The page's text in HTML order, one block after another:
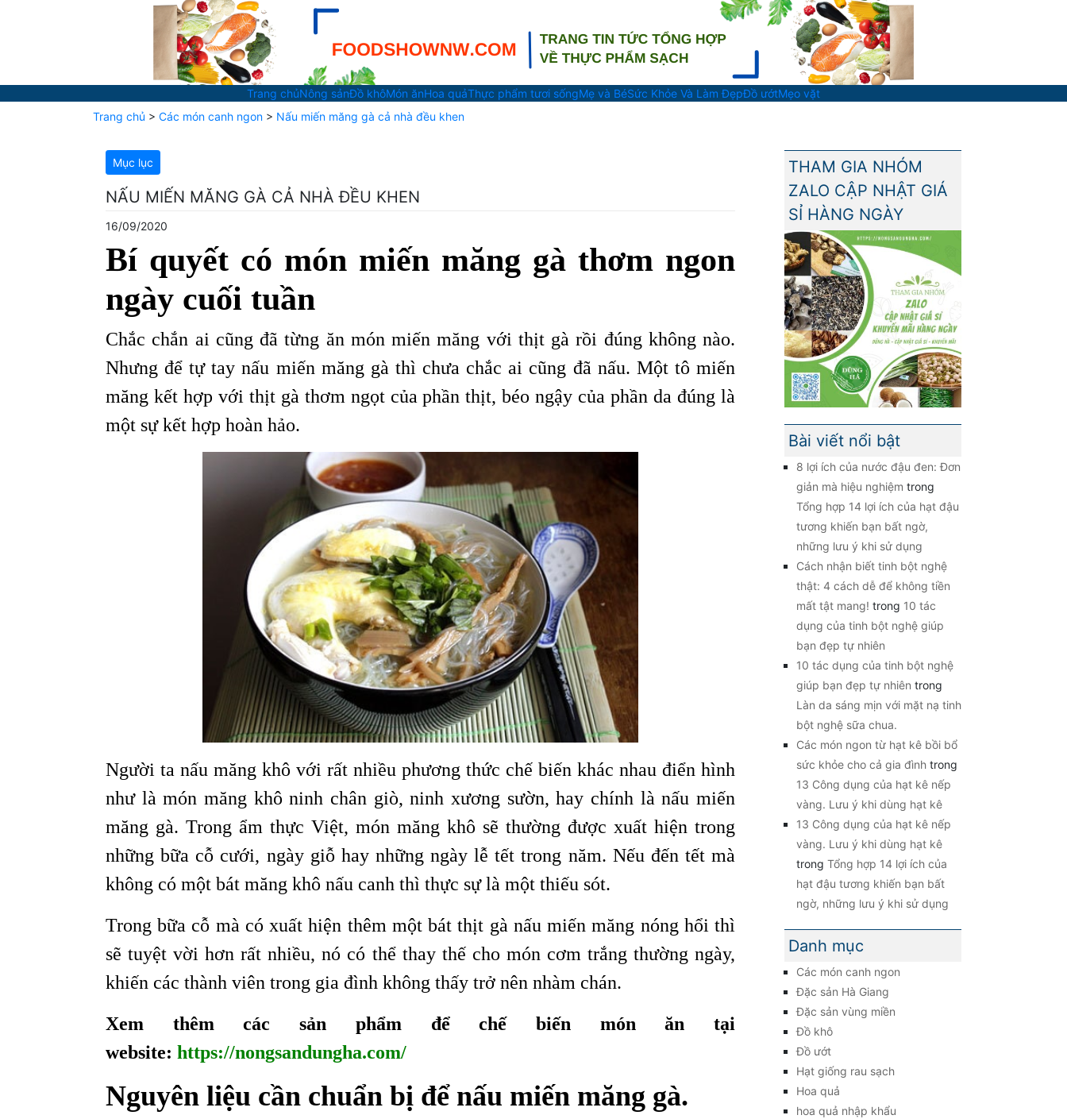
Trang chủNông sảnĐồ khôMón ănHoa quảThực phẩm tươi sốngMẹ và BéSức Khỏe Và Làm ĐẹpĐồ ướtMẹo vặt
Trang chủ > Các món canh ngon > Nấu miến măng gà cả nhà đều khen
Mục lục
NẤU MIẾN MĂNG GÀ CẢ NHÀ ĐỀU KHEN
16/09/2020
Bí quyết có món miến măng gà thơm ngon
ngày cuối tuần
Chắc chắn ai cũng đã từng ăn món miến măng với thịt gà rồi đúng không nào.
Nhưng để tự tay nấu miến măng gà thì chưa chắc ai cũng đã nấu. Một tô miến
măng kết hợp với thịt gà thơm ngọt của phần thịt, béo ngậy của phần da đúng là
một sự kết hợp hoàn hảo.
Người ta nấu măng khô với rất nhiều phương thức chế biến khác nhau điển hình
như là món măng khô ninh chân giò, ninh xương sườn, hay chính là nấu miến
măng gà. Trong ẩm thực Việt, món măng khô sẽ thường được xuất hiện trong
những bữa cỗ cưới, ngày giỗ hay những ngày lễ tết trong năm. Nếu đến tết mà
không có một bát măng khô nấu canh thì thực sự là một thiếu sót.
Trong bữa cỗ mà có xuất hiện thêm một bát thịt gà nấu miến măng nóng hổi thì
sẽ tuyệt vời hơn rất nhiều, nó có thể thay thế cho món cơm trắng thường ngày,
khiến các thành viên trong gia đình không thấy trở nên nhàm chán.
Xem thêm các sản phẩm để chế biến món ăn tại
website: https://nongsandungha.com/
Nguyên liệu cần chuẩn bị để nấu miến măng gà.
THAM GIA NHÓM
ZALO CẬP NHẬT GIÁ
SỈ HÀNG NGÀY
Bài viết nổi bật
8 lợi ích của nước đậu đen: Đơn
giản mà hiệu nghiệm trong
Tổng hợp 14 lợi ích của hạt đậu
tương khiến bạn bất ngờ,
những lưu ý khi sử dụng
Cách nhận biết tinh bột nghệ
thật: 4 cách dễ để không tiền
mất tật mang! trong 10 tác
dụng của tinh bột nghệ giúp
bạn đẹp tự nhiên
10 tác dụng của tinh bột nghệ
giúp bạn đẹp tự nhiên trong
Làn da sáng mịn với mặt nạ tinh
bột nghệ sữa chua.
Các món ngon từ hạt kê bồi bổ
sức khỏe cho cả gia đình trong
13 Công dụng của hạt kê nếp
vàng. Lưu ý khi dùng hạt kê
13 Công dụng của hạt kê nếp
vàng. Lưu ý khi dùng hạt kê
trong Tổng hợp 14 lợi ích của
hạt đậu tương khiến bạn bất
ngờ, những lưu ý khi sử dụng
Danh mục
Các món canh ngon
Đặc sản Hà Giang
Đặc sản vùng miền
Đồ khô
Đồ ướt
Hạt giống rau sạch
Hoa quả
hoa quả nhập khẩu